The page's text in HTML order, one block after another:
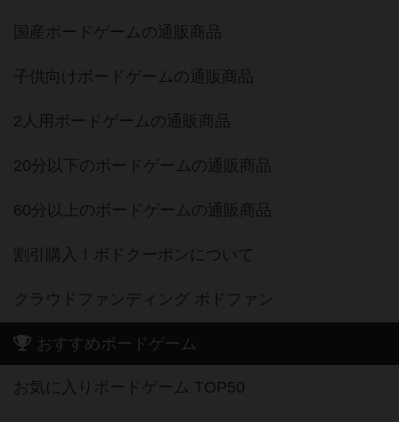
国産ボードゲームの通販商品
子供向けボードゲームの通販商品
2人用ボードゲームの通販商品
20分以下のボードゲームの通販商品
60分以上のボードゲームの通販商品
割引購入！ボドクーポンについて
クラウドファンディング ボドファン
おすすめボードゲーム
お気に入りボードゲーム TOP50